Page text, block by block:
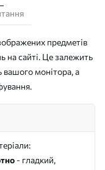
предметів
на сайті. Це залежить
вашого монітора, а
- гладкий,